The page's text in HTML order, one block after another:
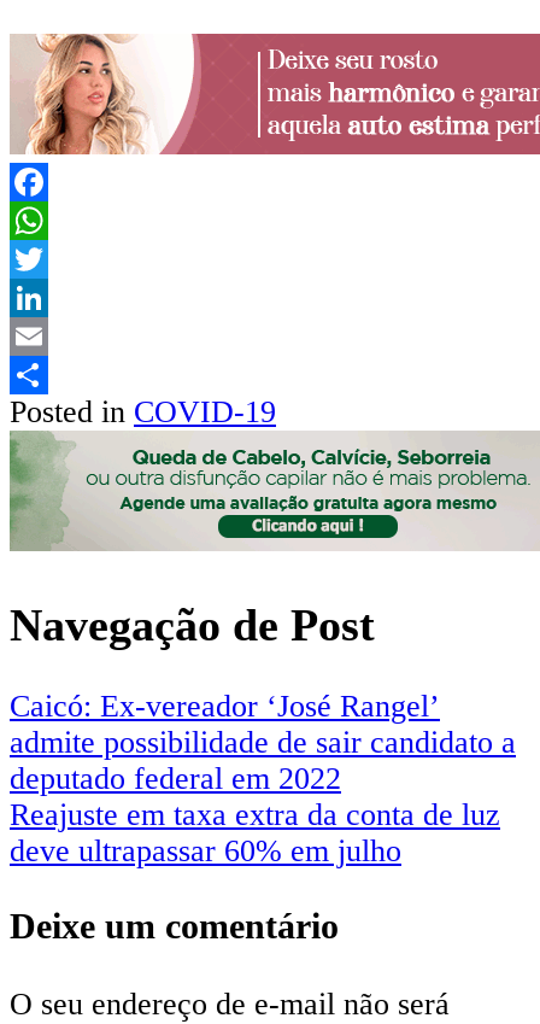
Facebook
WhatsApp
Twitter
LinkedIn
Email
Share
Posted in COVID-19
Navegação de Post
Caicó: Ex-vereador ‘José Rangel’
admite possibilidade de sair candidato a
deputado federal em 2022
Reajuste em taxa extra da conta de luz
deve ultrapassar 60% em julho
Deixe um comentário
O seu endereço de e-mail não será